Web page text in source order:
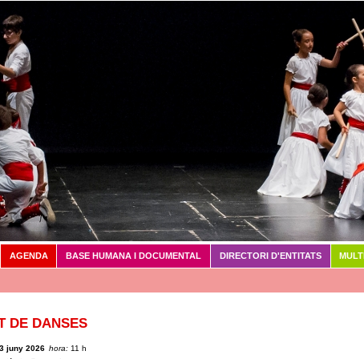
DE DANSES
juny 2026 hora: 11 h
AGENDA BASE HUMANA I DOCUMENTAL DIRECTORI D'ENTITATS